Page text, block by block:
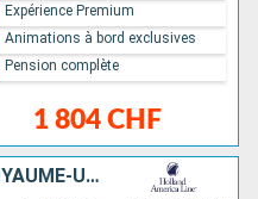
1 804 CHF
Expérience Premium
Animations à bord exclusives
Pension complète
LANZAROTE, PAYS-BAS, ROYAUME-UNI, MAROC, PORTUGAL, TENERIFE